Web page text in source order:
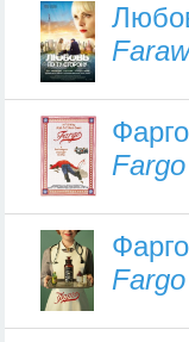
Фарго
Fargo
Фарго
Fargo